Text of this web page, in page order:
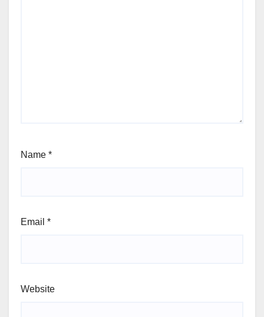
Name *
Email *
Website